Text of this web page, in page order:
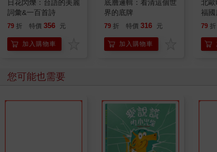
日花閃爍：台語的美麗
詞彙&一百首詩
79 折 特價 356 元
加入購物車
底層邏輯：看清這個世
界的底牌
79 折 特價 316 元
加入購物車
北
福
79 折
您可能也需要